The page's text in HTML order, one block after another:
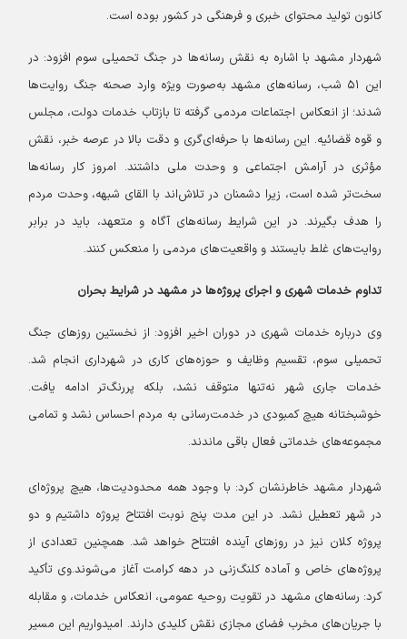
کانون تولید محتوای خبری و فرهنگی در کشور بوده است.
شهردار مشهد با اشاره به نقش رسانه‌ها در جنگ تحمیلی سوم افزود: در
این ۵۱ شب، رسانه‌های مشهد به‌صورت ویژه وارد صحنه جنگ روایت‌ها
شدند؛ از انعکاس اجتماعات مردمی گرفته تا بازتاب خدمات دولت، مجلس
و قوه قضائیه. این رسانه‌ها با حرفه‌ای‌گری و دقت بالا در عرصه خبر، نقش
مؤثری در آرامش اجتماعی و وحدت ملی داشتند. امروز کار رسانه‌ها
سخت‌تر شده است، زیرا دشمنان در تلاش‌اند با القای شبهه، وحدت مردم
را هدف بگیرند. در این شرایط رسانه‌های آگاه و متعهد، باید در برابر
روایت‌های غلط بایستند و واقعیت‌های مردمی را منعکس کنند.
تداوم خدمات شهری و اجرای پروژه‌ها در مشهد در شرایط بحران
وی درباره خدمات شهری در دوران اخیر افزود: از نخستین روزهای جنگ
تحمیلی سوم، تقسیم وظایف و حوزه‌های کاری در شهرداری انجام شد.
خدمات جاری شهر نه‌تنها متوقف نشد، بلکه پررنگ‌تر ادامه یافت.
خوشبختانه هیچ کمبودی در خدمت‌رسانی به مردم احساس نشد و تمامی
مجموعه‌های خدماتی فعال باقی ماندند.
شهردار مشهد خاطرنشان کرد: با وجود همه محدودیت‌ها، هیچ پروژه‌ای
در شهر تعطیل نشد. در این مدت پنج نوبت افتتاح پروژه داشتیم و دو
پروژه کلان نیز در روزهای آینده افتتاح خواهد شد. همچنین تعدادی از
پروژه‌های خاص و آماده کلنگ‌زنی در دهه کرامت آغاز می‌شوند.وی تأکید
کرد: رسانه‌های مشهد در تقویت روحیه عمومی، انعکاس خدمات، و مقابله
با جریان‌های مخرب فضای مجازی نقش کلیدی دارند. امیدواریم این مسیر